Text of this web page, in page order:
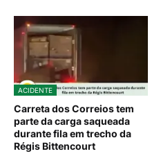
ACIDENTE
Carreta dos Correios tem
parte da carga saqueada
durante fila em trecho da
Régis Bittencourt